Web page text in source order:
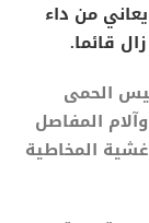
من داء
قائما.
الحمى
المفاصل
المخاطية